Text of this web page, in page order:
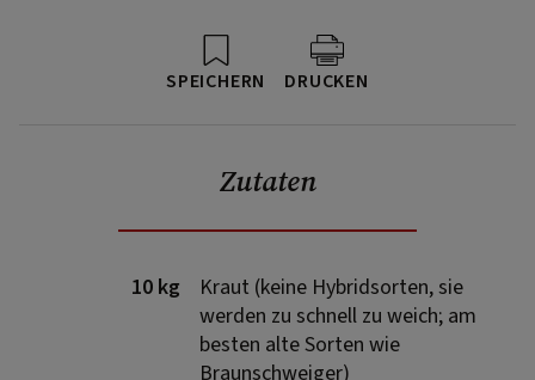
SPEICHERN DRUCKEN
Zutaten
10 kg
Kraut (keine Hybridsorten, sie
werden zu schnell zu weich; am
besten alte Sorten wie
Braunschweiger)